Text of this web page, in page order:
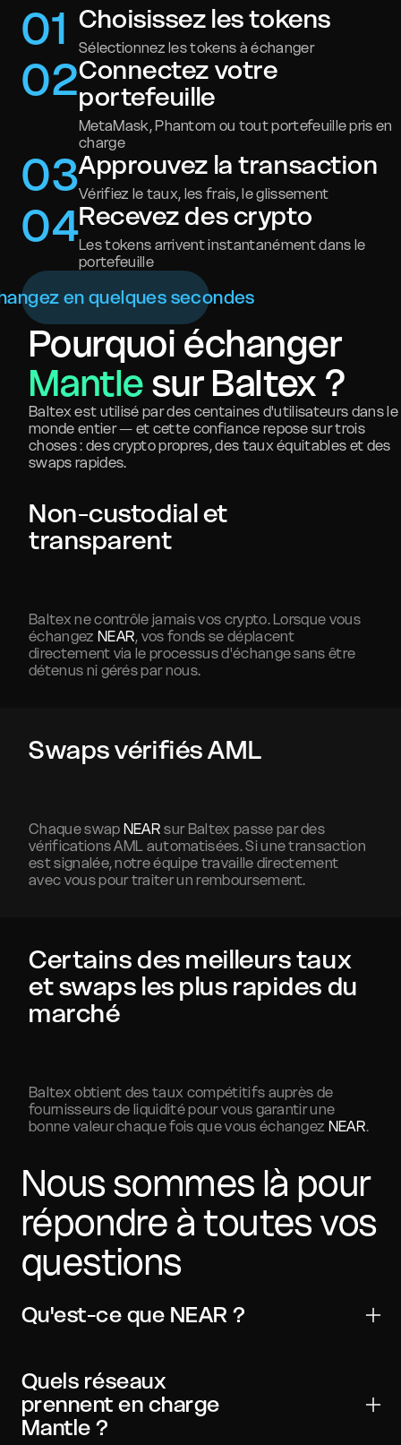
01 Choisissez les tokens
Sélectionnez les tokens à échanger
02Connectez votre
portefeuille
MetaMask, Phantom ou tout portefeuille pris en
charge
03Approuvez la transaction
Vérifiez le taux, les frais, le glissement
04Recevez des crypto
Les tokens arrivent instantanément dans le
portefeuille
en quelques secondes
Pourquoi échanger
Mantlesur Baltex ?
Baltex est utilisé par des centaines d'utilisateurs dans le
monde entier — et cette confiance repose sur trois
choses : des crypto propres, des taux équitables et des
swaps rapides.
Non-custodial et
transparent
Baltex ne contrôle jamais vos crypto. Lorsque vous
échangez NEAR, vos fonds se déplacent
directement via le processus d'échange sans être
détenus ni gérés par nous.
Swaps vérifiés AML
Chaque swap NEAR sur Baltex passe par des
vérifications AML automatisées. Si une transaction
est signalée, notre équipe travaille directement
avec vous pour traiter un remboursement.
Certains des meilleurs taux
et swaps les plus rapides du
marché
Baltex obtient des taux compétitifs auprès de
fournisseurs de liquidité pour vous garantir une
bonne valeur chaque fois que vous échangez NEAR.
Nous sommes là pour
répondre à toutes vos
questions
Qu'est-ce que NEAR ?
transferts, le trading et les applications Web3. Il est
largement compatible avec les principaux
portefeuilles et exchanges.
Quels réseaux
prennent en charge
Mantle ?